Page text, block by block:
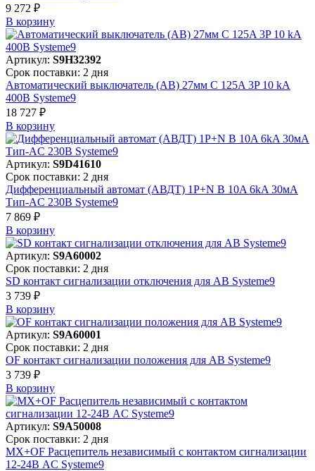
9 272 ₽
В корзинy
Артикул: S9H32392
Срок поставки: 2 дня
Автоматический выключатель (АВ) 27мм C 125A 3P 10 kA
400В Systeme9
18 727 ₽
В корзинy
Артикул: S9D41610
Срок поставки: 2 дня
Дифференциальный автомат (АВДТ) 1P+N B 10A 6kA 30мА
Тип-AC 230В Systeme9
7 869 ₽
В корзинy
Артикул: S9A60002
Срок поставки: 2 дня
SD контакт сигнализации отключения для АВ Systeme9
3 739 ₽
В корзинy
Артикул: S9A60001
Срок поставки: 2 дня
OF контакт сигнализации положения для АВ Systeme9
3 739 ₽
В корзинy
Артикул: S9A50008
Срок поставки: 2 дня
MX+OF Расцепитель независимый с контактом сигнализации
12-24В AC Systeme9